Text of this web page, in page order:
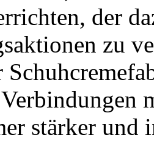
der
zu
stärker und